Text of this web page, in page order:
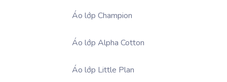
Áo lớp Champion
Áo lớp Alpha Cotton
Áo lớp Little Plan